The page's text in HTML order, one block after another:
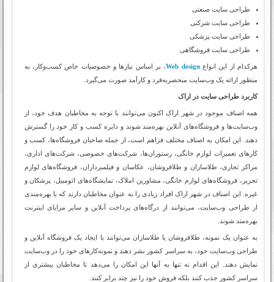
طراحی سایت صنعتی
طراحی سایت شرکتی
طراحی سایت پزشکی
طراحی سایت فروشگاهی
هرکدام از این انواعWeb design، بر اساس نیازها و خصوصیات خاص کسب‌و‌کار، به
منظور ارائه یک وب‌سایت منحصربه‌فرد و کارآمد صورت می‌گیرد.
کاربرد طراحی سایت در اراک
همه اصناف موجود در شهر اراک اکنون می‌توانند با توجه به مخاطبان هدف خود، از
وب‌سایت‌ها و فروشگاه‌های آنلاین بهره‌مند شوند و دایره کسب و کار خود را گسترش
دهند. این امکان به اصناف مختلف فراهم است، از جمله صاحبان فروشگاه‌ها، کسب و
کارهای تعمیرات لوازم خانگی، رستوران‌ها، شرکت‌های خصوصی، شرکت‌های اداری،
مراکز تجاری، طلاسازان و طلافروشان، عکاسان و فیلمبرداران، فروشگاه‌های لوازم
تحریر، فروشگاه‌های لوازم خانگی، مشاورین املاک، نمایشگاه‌های اتومبیل، پزشکان و
غیره. این اصناف در شهر اراک افراد زیادی را به عنوان مخاطبان دارند که با بهره‌مندی
از طراحی وب‌سایت، می‌توانند از درگاه‌های پرداخت آنلاین و سایر مزایای اینترنت
بهره‌مند شوند.
به عنوان یک نمونه، طلافروشان یا طلاسازان می‌توانند با ایجاد یک فروشگاه آنلاین و
طراحی وب‌سایت خود، به سراسر کشور نشر دهند و نمونه‌کارهای خود را در وب‌سایت
نمایش دهند. این اقدام نه تنها به آنها این امکان را می‌دهد تا مخاطبان بیشتری از
سراسر کشور جذب کنند بلکه فروش خود را نیز چند برابر کنند.